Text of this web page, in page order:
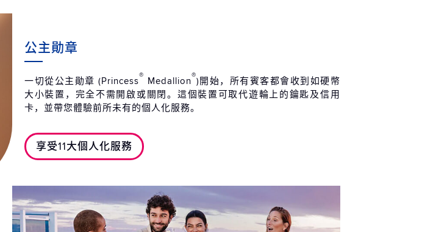
公主勛章
一切從公主勛章 (Princess® Medallion®)開始，所有賓客都會收到如硬幣
大小裝置，完全不需開啟或關閉。這個裝置可取代遊輪上的鑰匙及信用
卡，並帶您體驗前所未有的個人化服務。
享受11大個人化服務